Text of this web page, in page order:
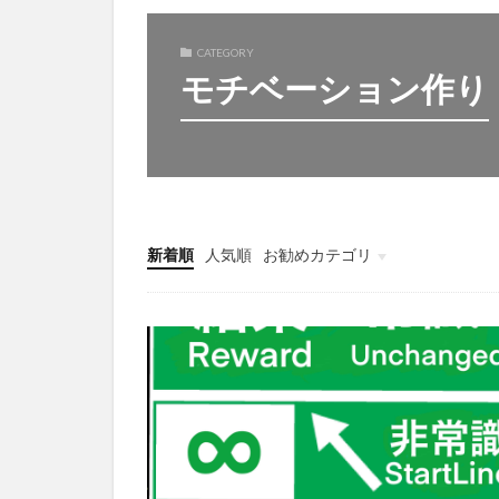
CATEGORY
モチベーション作り
新着順 人気順 お勧めカテゴリ